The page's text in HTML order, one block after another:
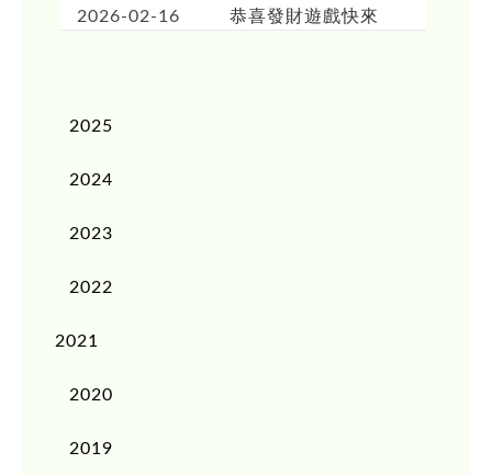
2026-02-16
恭喜發財遊戲快來
2025
2024
2023
2022
2021
2020
2019